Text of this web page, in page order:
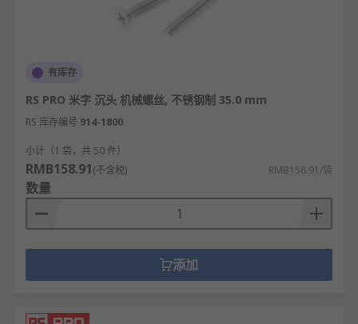
有库存
RS PRO 米字 沉头 机械螺丝, 不锈钢制 35.0 mm
RS 库存编号 914-1800
小计（1 袋，共 50 件）
RMB158.91(不含税) RMB158.91/袋
数量
添加